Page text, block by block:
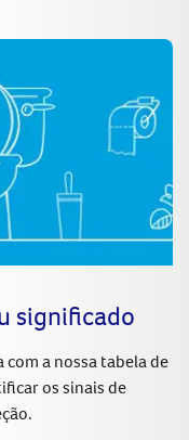
significado
a nossa tabela de
os sinais de